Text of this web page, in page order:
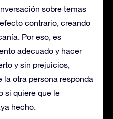
sobre temas
contrario, creando
Por eso, es
adecuado y hacer
y sin prejuicios,
la otra persona responda
si quiere que le
hecho.